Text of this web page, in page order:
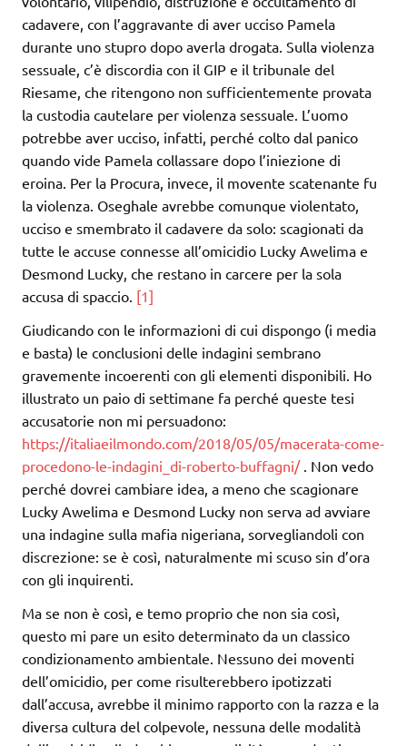
cadavere, con l’aggravante di aver ucciso Pamela
durante uno stupro dopo averla drogata. Sulla violenza
sessuale, c’è discordia con il GIP e il tribunale del
Riesame, che ritengono non sufficientemente provata
la custodia cautelare per violenza sessuale. L’uomo
potrebbe aver ucciso, infatti, perché colto dal panico
quando vide Pamela collassare dopo l’iniezione di
eroina. Per la Procura, invece, il movente scatenante fu
la violenza. Oseghale avrebbe comunque violentato,
ucciso e smembrato il cadavere da solo: scagionati da
tutte le accuse connesse all’omicidio Lucky Awelima e
Desmond Lucky, che restano in carcere per la sola
accusa di spaccio. [1]
Giudicando con le informazioni di cui dispongo (i media
e basta) le conclusioni delle indagini sembrano
gravemente incoerenti con gli elementi disponibili. Ho
illustrato un paio di settimane fa perché queste tesi
accusatorie non mi persuadono:
https://italiaeilmondo.com/2018/05/05/macerata-come-
procedono-le-indagini_di-roberto-buffagni/. Non vedo
perché dovrei cambiare idea, a meno che scagionare
Lucky Awelima e Desmond Lucky non serva ad avviare
una indagine sulla mafia nigeriana, sorvegliandoli con
discrezione: se è così, naturalmente mi scuso sin d’ora
con gli inquirenti.
Ma se non è così, e temo proprio che non sia così,
questo mi pare un esito determinato da un classico
condizionamento ambientale. Nessuno dei moventi
dell’omicidio, per come risulterebbero ipotizzati
dall’accusa, avrebbe il minimo rapporto con la razza e la
diversa cultura del colpevole, nessuna delle modalità